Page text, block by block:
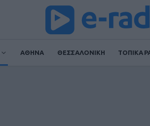
ΑΘΗΝΑ ΘΕΣΣΑΛΟΝΙΚΗ ΤΟΠΙΚΑ